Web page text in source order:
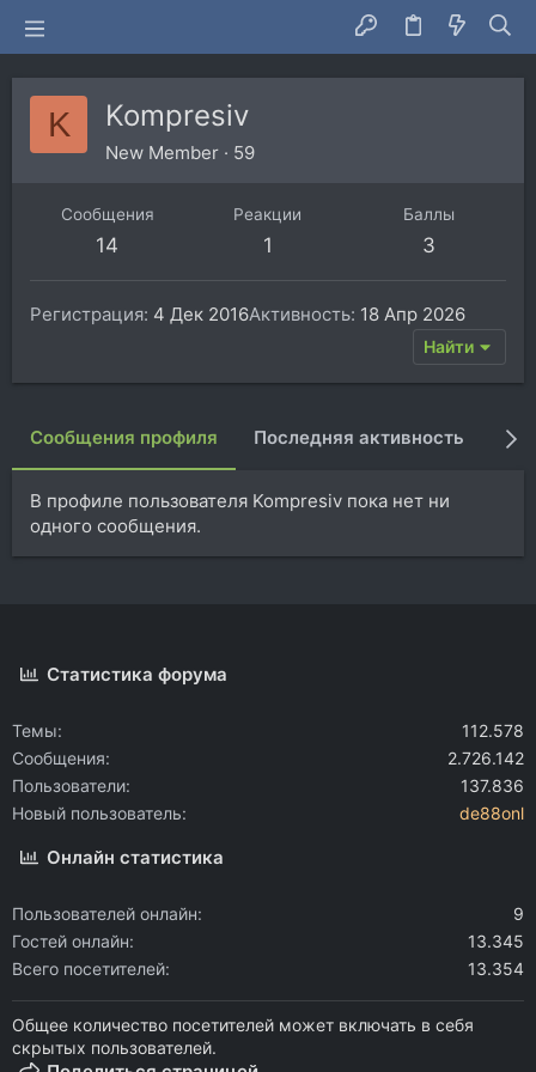
K Kompresiv
New Member · 59
Сообщения
14
Реакции
1
Баллы
3
Регистрация 4 Дек 2016Активность 18 Апр 2026
Найти
Сообщения профиля Последняя активность
В профиле пользователя Kompresiv пока нет ни
одного сообщения.
Статистика форума
Темы
112.578
Сообщения
2.726.142
Пользователи
137.836
Новый пользователь
de88onl
Онлайн статистика
Пользователей онлайн
9
Гостей онлайн
13.345
Всего посетителей
13.354
Общее количество посетителей может включать в себя
скрытых пользователей.